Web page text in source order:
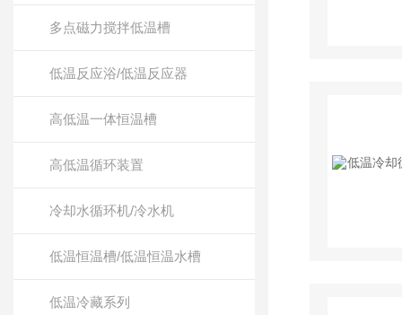
多点磁力搅拌低温槽
低温反应浴/低温反应器
高低温一体恒温槽
高低温循环装置
冷却水循环机/冷水机
低温恒温槽/低温恒温水槽
低温冷藏系列